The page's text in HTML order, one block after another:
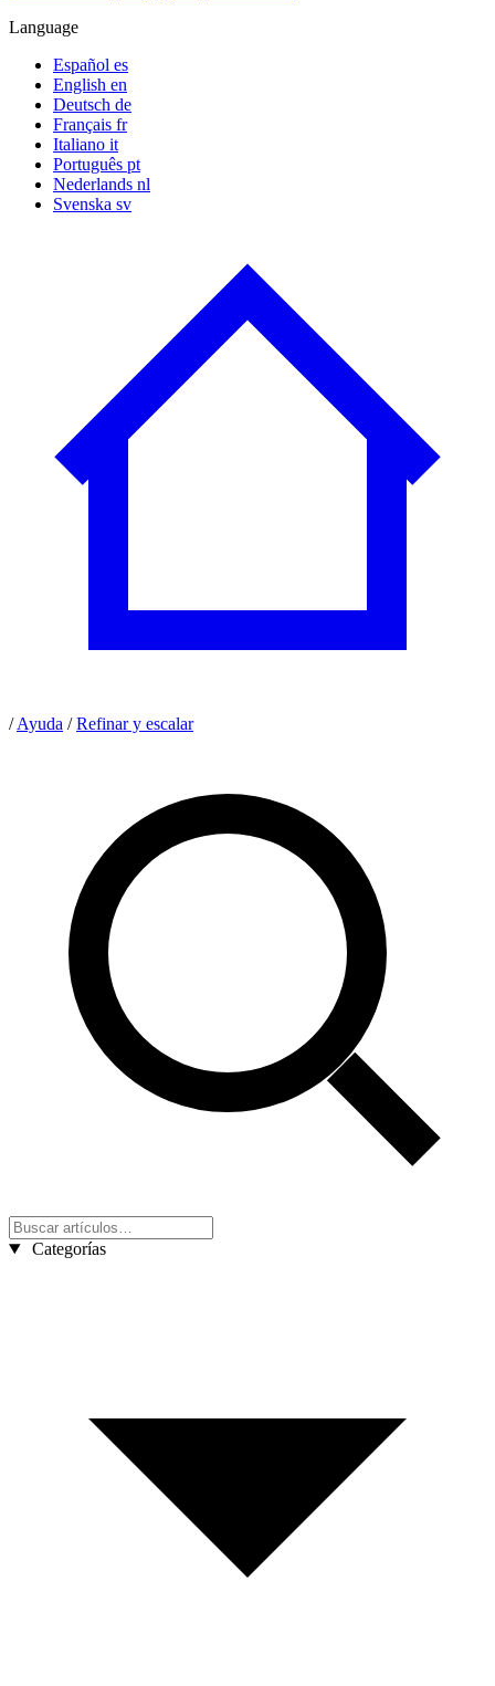
Language
Español es
English en
Deutsch de
Français fr
Italiano it
Português pt
Nederlands nl
Svenska sv
/ Ayuda / Refinar y escalar
Categorías